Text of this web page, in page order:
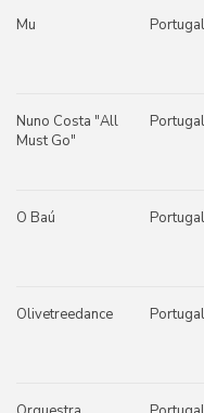
Mu Portugal
Nuno Costa "All
Must Go"
Portugal
O Baú Portugal
Olivetreedance Portugal